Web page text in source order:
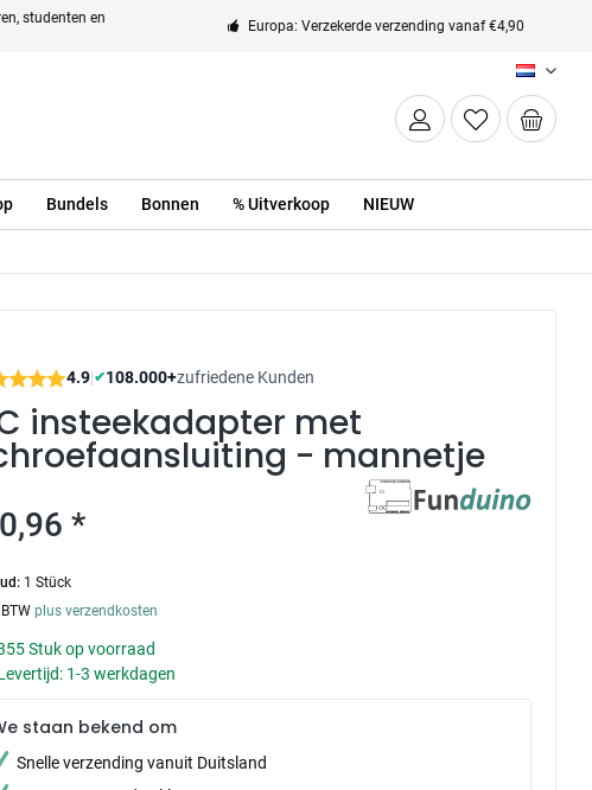
studenten en
Europa: Verzekerde verzending vanaf €4,90
NL
Bundels Bonnen % Uitverkoop NIEUW
4.9|✔108.000+zufriedene Kunden
insteekadapter met
- mannetje
*
1 Stück
plus verzendkosten
Stuk op voorraad
1-3 werkdagen
staan bekend om
Snelle verzending vanuit Duitsland